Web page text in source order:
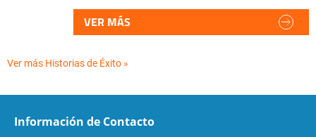
VER MÁS
Ver más Historias de Éxito »
Información de Contacto